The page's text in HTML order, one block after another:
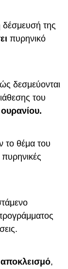
δέσμευσή της
πυρηνικό
δεσμεύονται
του
το θέμα του
αποκλεισμό,